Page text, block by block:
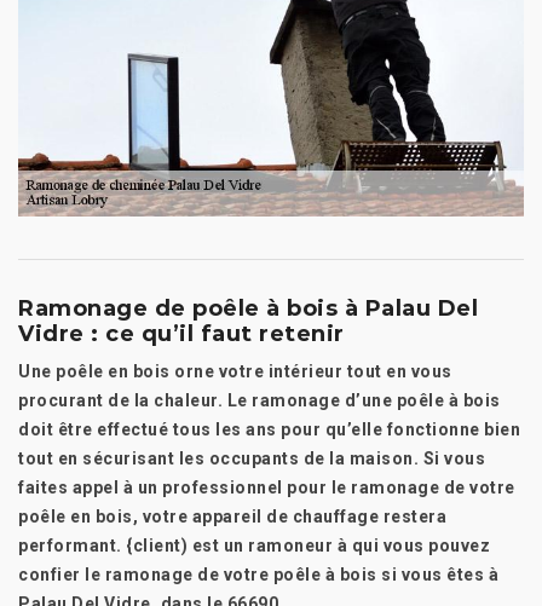
Ramonage de poêle à bois à Palau Del
Vidre : ce qu’il faut retenir
Une poêle en bois orne votre intérieur tout en vous
procurant de la chaleur. Le ramonage d’une poêle à bois
doit être effectué tous les ans pour qu’elle fonctionne bien
tout en sécurisant les occupants de la maison. Si vous
faites appel à un professionnel pour le ramonage de votre
poêle en bois, votre appareil de chauffage restera
performant. {client) est un ramoneur à qui vous pouvez
confier le ramonage de votre poêle à bois si vous êtes à